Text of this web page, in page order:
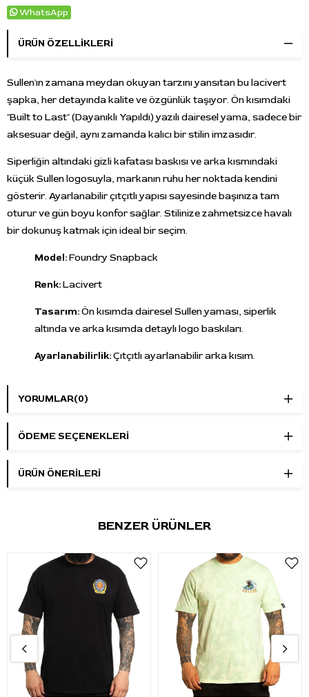
WhatsApp
ÜRÜN ÖZELLIKLERI
Sullen'ın zamana meydan okuyan tarzını yansıtan bu lacivert
şapka, her detayında kalite ve özgünlük taşıyor. Ön kısımdaki
"Built to Last" (Dayanıklı Yapıldı) yazılı dairesel yama, sadece bir
aksesuar değil, aynı zamanda kalıcı bir stilin imzasıdır.
Siperliğin altındaki gizli kafatası baskısı ve arka kısmındaki
küçük Sullen logosuyla, markanın ruhu her noktada kendini
gösterir. Ayarlanabilir çıtçıtlı yapısı sayesinde başınıza tam
oturur ve gün boyu konfor sağlar. Stilinize zahmetsizce havalı
bir dokunuş katmak için ideal bir seçim.
Model:Foundry Snapback
Renk:Lacivert
Tasarım:Ön kısımda dairesel Sullen yaması, siperlik
altında ve arka kısımda detaylı logo baskıları.
Ayarlanabilirlik:Çıtçıtlı ayarlanabilir arka kısım.
YORUMLAR(0)
ÖDEME SEÇENEKLERI
ÜRÜN ÖNERILERI
BENZER ÜRÜNLER